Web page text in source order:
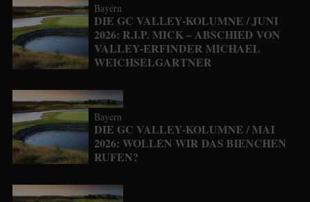
Bayern
DIE GC VALLEY-KOLUMNE / JUNI
2026: R.I.P. MICK – ABSCHIED VON
VALLEY-ERFINDER MICHAEL
WEICHSELGARTNER
Bayern
DIE GC VALLEY-KOLUMNE / MAI
2026: WOLLEN WIR DAS BIENCHEN
RUFEN?